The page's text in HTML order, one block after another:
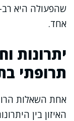
שהפעולה היא
אחד.
יתרונות
תרופתי
אחת השאלות
האיזון בין